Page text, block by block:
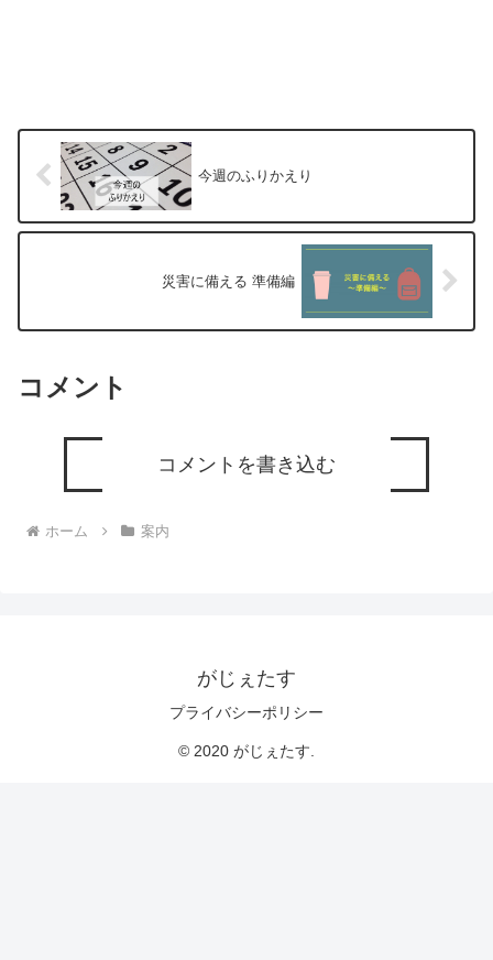
今週のふりかえり
災害に備える 準備編
コメント
コメントを書き込む
ホーム 案内
がじぇたす
プライバシーポリシー
© 2020 がじぇたす.